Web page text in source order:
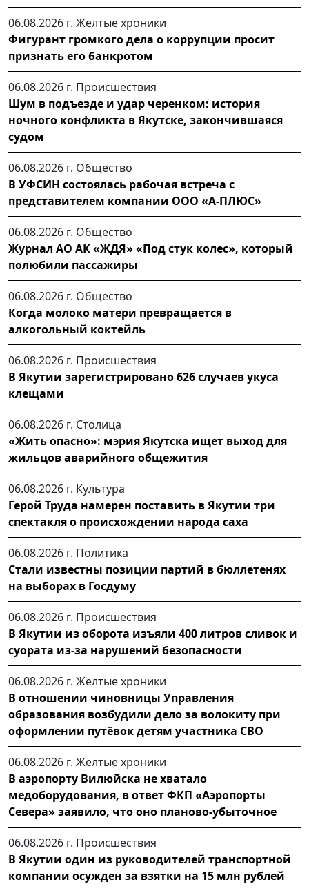
06.08.2026 г. Желтые хроники
Фигурант громкого дела о коррупции просит
признать его банкротом
06.08.2026 г. Происшествия
Шум в подъезде и удар черенком: история
ночного конфликта в Якутске, закончившаяся
судом
06.08.2026 г. Общество
В УФСИН состоялась рабочая встреча с
представителем компании ООО «А-ПЛЮС»
06.08.2026 г. Общество
Журнал АО АК «ЖДЯ» «Под стук колес», который
полюбили пассажиры
06.08.2026 г. Общество
Когда молоко матери превращается в
алкогольный коктейль
06.08.2026 г. Происшествия
В Якутии зарегистрировано 626 случаев укуса
клещами
06.08.2026 г. Столица
«Жить опасно»: мэрия Якутска ищет выход для
жильцов аварийного общежития
06.08.2026 г. Культура
Герой Труда намерен поставить в Якутии три
спектакля о происхождении народа саха
06.08.2026 г. Политика
Стали известны позиции партий в бюллетенях
на выборах в Госдуму
06.08.2026 г. Происшествия
В Якутии из оборота изъяли 400 литров сливок и
суората из-за нарушений безопасности
06.08.2026 г. Желтые хроники
В отношении чиновницы Управления
образования возбудили дело за волокиту при
оформлении путёвок детям участника СВО
06.08.2026 г. Желтые хроники
В аэропорту Вилюйска не хватало
медоборудования, в ответ ФКП «Аэропорты
Севера» заявило, что оно планово-убыточное
06.08.2026 г. Происшествия
В Якутии один из руководителей транспортной
компании осужден за взятки на 15 млн рублей